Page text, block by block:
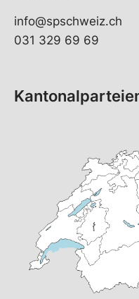
info@spschweiz.ch
031 329 69 69